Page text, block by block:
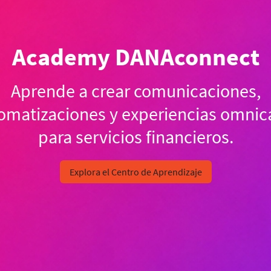
Academy DANAconnect
Aprende a crear comunicaciones,
y experiencias
para servicios financieros.
Explora el Centro de Aprendizaje